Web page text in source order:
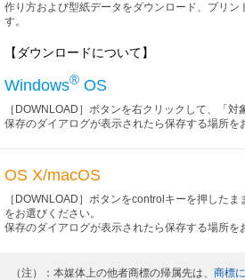
作り方および型紙データをダウンロード、プリ
す。
【ダウンロードについて】
Windows® OS
［DOWNLOAD］ボタンを右クリックして、「
保存のダイアログが表示されたら保存する場所を
OS X/macOS
［DOWNLOAD］ボタンをcontrolキーを押した
をお選びください。
保存のダイアログが表示されたら保存する場所を
（注）：本媒体上の他者商標の帰属先は、 商標